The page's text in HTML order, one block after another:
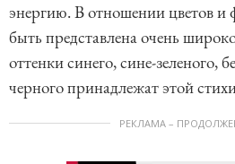
энергию. В отношении цветов и
быть представлена очень
оттенки синего, сине-зеленого,
черного принадлежат этой
РЕКЛАМА –